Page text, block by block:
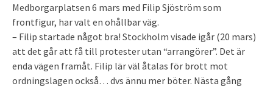
Medborgarplatsen 6 mars med Filip Sjöström som
frontfigur, har valt en ohållbar väg.
– Filip startade något bra! Stockholm visade igår (20 mars)
att det går att få till protester utan “arrangörer”. Det är
enda vägen framåt. Filip lär väl åtalas för brott mot
ordningslagen också… dvs ännu mer böter. Nästa gång